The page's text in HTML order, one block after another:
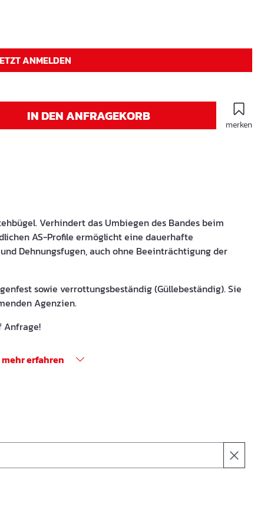
ANMELDEN
IN DEN ANFRAGEKORB
merken
Verhindert das Umbiegen des Bandes beim
AS-Profile ermöglicht eine dauerhafte
Dehnungsfugen, auch ohne Beeinträchtigung der
sowie verrottungsbeständig (Güllebeständig). Sie
Agenzien.
Anfrage!
mehr erfahren